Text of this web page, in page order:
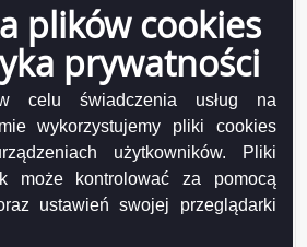
plików cookies
prywatności
celu świadczenia usług na
wykorzystujemy pliki cookies
użytkowników. Pliki
może kontrolować za pomocą
ustawień swojej przeglądarki
Drukuj do PDF
Drukuj